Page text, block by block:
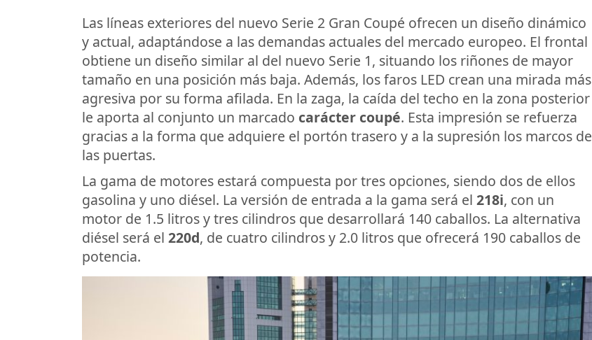
Las líneas exteriores del nuevo Serie 2 Gran Coupé ofrecen un diseño dinámico
y actual, adaptándose a las demandas actuales del mercado europeo. El frontal
obtiene un diseño similar al del nuevo Serie 1, situando los riñones de mayor
tamaño en una posición más baja. Además, los faros LED crean una mirada más
agresiva por su forma afilada. En la zaga, la caída del techo en la zona posterior
le aporta al conjunto un marcado carácter coupé. Esta impresión se refuerza
gracias a la forma que adquiere el portón trasero y a la supresión los marcos de
las puertas.
La gama de motores estará compuesta por tres opciones, siendo dos de ellos
gasolina y uno diésel. La versión de entrada a la gama será el 218i, con un
motor de 1.5 litros y tres cilindros que desarrollará 140 caballos. La alternativa
diésel será el 220d, de cuatro cilindros y 2.0 litros que ofrecerá 190 caballos de
potencia.